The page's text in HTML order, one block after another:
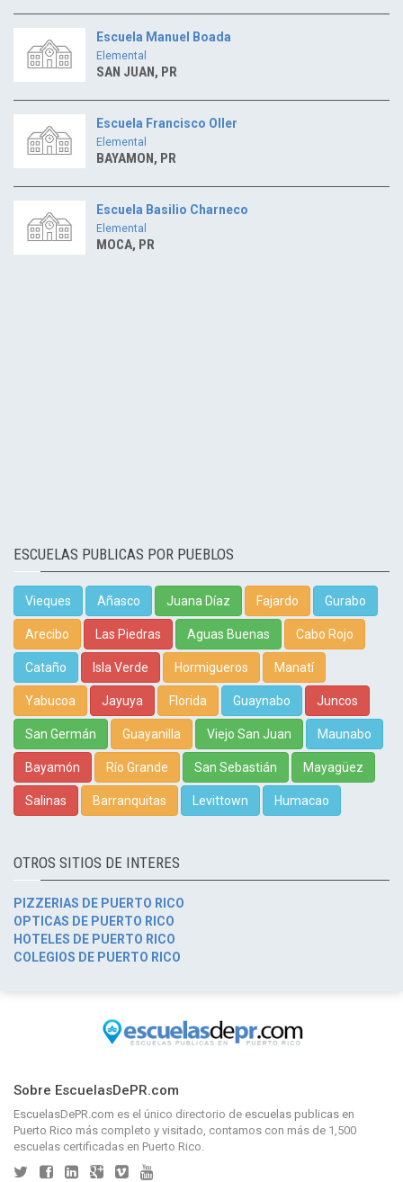
Escuela Manuel Boada
Elemental
SAN JUAN, PR
Escuela Francisco Oller
Elemental
BAYAMON, PR
Escuela Basilio Charneco
Elemental
MOCA, PR
ESCUELAS PUBLICAS POR PUEBLOS
Vieques Añasco Juana Díaz Fajardo Gurabo
Arecibo Las Piedras Aguas Buenas Cabo Rojo
Cataño Isla Verde Hormigueros Manatí
Yabucoa Jayuya Florida Guaynabo Juncos
San Germán Guayanilla Viejo San Juan Maunabo
Bayamón Río Grande San Sebastián Mayagüez
Salinas Barranquitas Levittown Humacao
OTROS SITIOS DE INTERES
PIZZERIAS DE PUERTO RICO
OPTICAS DE PUERTO RICO
HOTELES DE PUERTO RICO
COLEGIOS DE PUERTO RICO
Sobre EscuelasDePR.com
EscuelasDePR.com es el único directorio de escuelas publicas en
Puerto Rico más completo y visitado, contamos con más de 1,500
escuelas certificadas en Puerto Rico.